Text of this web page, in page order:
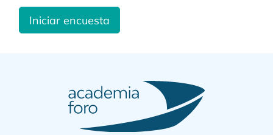
Iniciar encuesta